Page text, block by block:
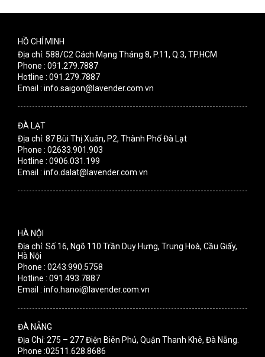
HỒ CHÍ MINH
Địa chỉ: 588/C2 Cách Mạng Tháng 8, P.11, Q.3, TP.HCM
Phone : 091.279.7887
Hotline : 091.279.7887
Email : info.saigon@lavender.com.vn
ĐÀ LẠT
Địa chỉ: 87 Bùi Thị Xuân, P2, Thành Phố Đà Lạt
Phone : 02633.901.903
Hotline : 0906.031.199
Email : info.dalat@lavender.com.vn
HÀ NỘI
Địa chỉ: Số 16, Ngõ 110 Trần Duy Hưng, Trung Hoà, Cầu Giấy,
Hà Nội
Phone : 0243.990.5758
Hotline : 091.493.7887
Email : info.hanoi@lavender.com.vn
ĐÀ NẴNG
Địa Chỉ: 275 – 277 Điện Biên Phủ, Quận Thanh Khê, Đà Nẵng.
Phone :02511.628.8686